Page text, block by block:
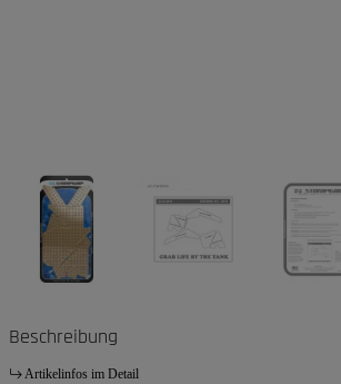
Beschreibung
Artikelinfos im Detail